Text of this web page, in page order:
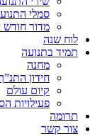
סמלי התנועה
מדור חודש
לוח שנה
תמיד בתנועה
מחנה
חידון התנ”ך
קיום עולם
פעילויות
תרומה
צור קשר